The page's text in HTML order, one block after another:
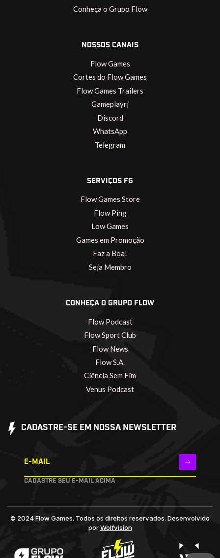
Conheça o Grupo Flow
NOSSOS CANAIS
Flow Games
Cortes do Flow Games
Flow Games Trailers
Gameplayrj
Discord
WhatsApp
Telegram
SERVIÇOS FG
Flow Games Store
Flow Ping
Low Games
Games em Promoção
Faz a Boa!
Seja Membro
CONHEÇA O GRUPO FLOW
Flow Podcast
Flow Sport Club
Flow News
Flow S.A.
Ciência Sem Fim
Venus Podcast
CADASTRE-SE EM NOSSA NEWSLETTER
E-MAIL
CADASTRE SEU E-MAIL ACIMA
© 2024 Flow Games. Todos os direitos reservados. Desenvolvido
porWolfvision